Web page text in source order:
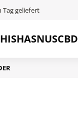
Tag geliefert
SNUSCBD